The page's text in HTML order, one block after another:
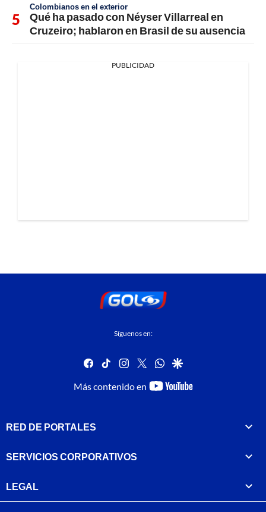
Colombianos en el exterior
Qué ha pasado con Néyser Villarreal en
Cruzeiro; hablaron en Brasil de su ausencia
PUBLICIDAD
Síguenos en:
facebook
tiktok instagram
twitterwhatsapp
google
Más contenido en
youtube-
RED DE PORTALES
SERVICIOS CORPORATIVOS
LEGAL